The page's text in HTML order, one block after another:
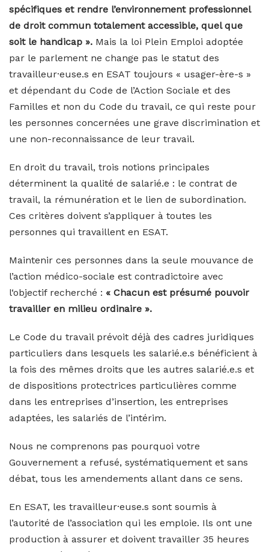
spécifiques et rendre l’environnement professionnel
de droit commun totalement accessible, quel que
soit le handicap ». Mais la loi Plein Emploi adoptée
par le parlement ne change pas le statut des
travailleur·euse.s en ESAT toujours « usager-ère-s »
et dépendant du Code de l’Action Sociale et des
Familles et non du Code du travail, ce qui reste pour
les personnes concernées une grave discrimination et
une non-reconnaissance de leur travail.
En droit du travail, trois notions principales
déterminent la qualité de salarié.e : le contrat de
travail, la rémunération et le lien de subordination.
Ces critères doivent s’appliquer à toutes les
personnes qui travaillent en ESAT.
Maintenir ces personnes dans la seule mouvance de
l’action médico-sociale est contradictoire avec
l‘objectif recherché : « Chacun est présumé pouvoir
travailler en milieu ordinaire ».
Le Code du travail prévoit déjà des cadres juridiques
particuliers dans lesquels les salarié.e.s bénéficient à
la fois des mêmes droits que les autres salarié.e.s et
de dispositions protectrices particulières comme
dans les entreprises d’insertion, les entreprises
adaptées, les salariés de l’intérim.
Nous ne comprenons pas pourquoi votre
Gouvernement a refusé, systématiquement et sans
débat, tous les amendements allant dans ce sens.
En ESAT, les travailleur·euse.s sont soumis à
l’autorité de l’association qui les emploie. Ils ont une
production à assurer et doivent travailler 35 heures